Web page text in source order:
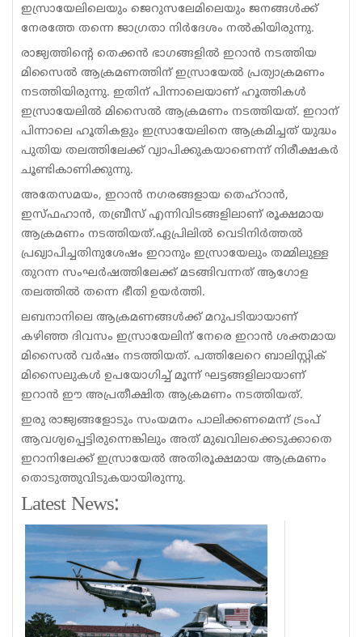
ഇസ്രായേലിലെയും ജെറുസലേമിലെയും ജനങ്ങൾക്ക്
നേരത്തേ തന്നെ ജാഗ്രതാ നിർദേശം നൽകിയിരുന്നു.
രാജ്യത്തിന്റെ തെക്കൻ ഭാഗങ്ങളിൽ ഇറാൻ നടത്തിയ
മിസൈൽ ആക്രമണത്തിന് ഇസ്രായേൽ പ്രത്യാക്രമണം
നടത്തിയിരുന്നു. ഇതിന് പിന്നാലെയാണ് ഹൂത്തികൾ
ഇസ്രായേലിൽ മിസൈൽ ആക്രമണം നടത്തിയത്. ഇറാന്
പിന്നാലെ ഹൂതികളും ഇസ്രായേലിനെ ആക്രമിച്ചത് യുദ്ധം
പുതിയ തലത്തി​ലേക്ക് വ്യാപിക്കുകയാണെന്ന് നിരീക്ഷകർ
ചൂണ്ടികാണിക്കുന്നു.
അതേസമയം, ഇറാൻ നഗരങ്ങളായ തെഹ്റാൻ,
ഇസ്ഫഹാൻ, തബ്രീസ് എന്നിവിടങ്ങളിലാണ് രൂക്ഷമായ
ആക്രമണം നടത്തിയത്.ഏപ്രിലിൽ വെടിനിർത്തൽ
പ്രഖ്യാപിച്ചതിനുശേഷം ഇറാനും ഇസ്രായേലും തമ്മിലുള്ള
തുറന്ന സംഘർഷത്തിലേക്ക് മടങ്ങിവന്നത് ആഗോള
തലത്തിൽ തന്നെ ഭീതി ഉയർത്തി.
ലബനാനിലെ ആക്രമണങ്ങൾക്ക് മറുപടിയായാണ്
കഴിഞ്ഞ ദിവസം ഇസ്രായേലിന് നേരെ ഇറാൻ ശക്തമായ
മിസൈൽ വർഷം നടത്തിയത്. പത്തിലേറെ ബാലിസ്റ്റിക്
മിസൈലുകൾ ഉപയോഗിച്ച് മൂന്ന് ഘട്ടങ്ങളിലായാണ്
ഇറാൻ ഈ അപ്രതീക്ഷിത ആക്രമണം നടത്തിയത്.
ഇരു രാജ്യങ്ങളോടും സംയമനം പാലിക്കണമെന്ന് ട്രംപ്
ആവശ്യപ്പെട്ടിരുന്നെങ്കിലും അത് മുഖവിലക്കെടുക്കാതെ
ഇറാനിലേക്ക് ഇസ്രായേൽ അതിരൂക്ഷമായ ആക്രമണം
തൊടുത്തുവിടുകയായിരുന്നു.
Latest News: